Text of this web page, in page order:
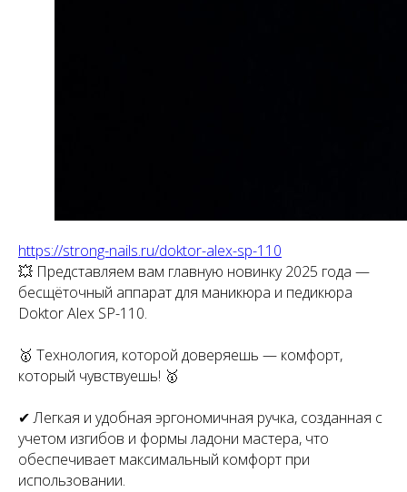
https://strong-nails.ru/doktor-alex-sp-110
💥 Представляем вам главную новинку 2025 года —
бесщёточный аппарат для маникюра и педикюра
Doktor Alex SP-110.
🥇 Технология, которой доверяешь — комфорт,
который чувствуешь! 🥇
✔ Легкая и удобная эргономичная ручка, созданная с
учетом изгибов и формы ладони мастера, что
обеспечивает максимальный комфорт при
использовании.